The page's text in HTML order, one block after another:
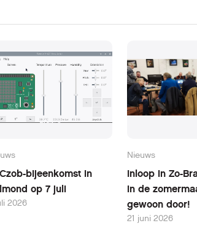
bijeenkomst in
op 7 juli
2026
Nieuws
Inloop in Zo-
in de
gewoon door!
21 juni 2026